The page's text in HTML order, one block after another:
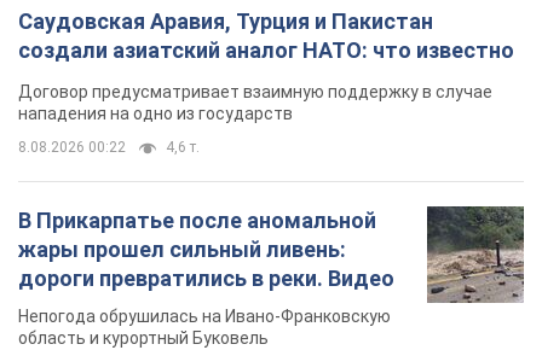
Саудовская Аравия, Турция и Пакистан
создали азиатский аналог НАТО: что известно
Договор предусматривает взаимную поддержку в случае
нападения на одно из государств
8.08.2026 00:22 4,6 т.
В Прикарпатье после аномальной
жары прошел сильный ливень:
дороги превратились в реки. Видео
Непогода обрушилась на Ивано-Франковскую
область и курортный Буковель